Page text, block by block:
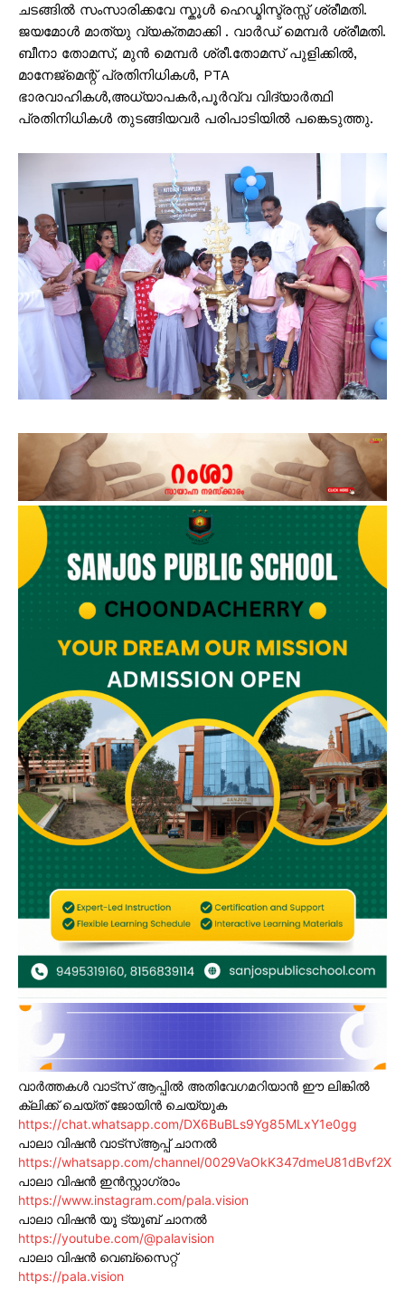
ചടങ്ങിൽ സംസാരിക്കവേ സ്കൂൾ ഹെഡ്മിസ്ട്രസ്സ് ശ്രീമതി.
ജയമോൾ മാത്യു വ്യക്തമാക്കി . വാർഡ് മെമ്പർ ശ്രീമതി.
ബീനാ തോമസ്, മുൻ മെമ്പർ ശ്രീ.തോമസ് പുളിക്കിൽ,
മാനേജ്മെന്റ് പ്രതിനിധികൾ, PTA
ഭാരവാഹികൾ,അധ്യാപകർ,പൂർവ്വ വിദ്യാർത്ഥി
പ്രതിനിധികൾ തുടങ്ങിയവർ പരിപാടിയിൽ പങ്കെടുത്തു.
വാർത്തകൾ വാട്സ് ആപ്പിൽ അതിവേഗമറിയാൻ ഈ ലിങ്കിൽ
ക്ലിക്ക് ചെയ്ത് ജോയിൻ ചെയ്യുക
https://chat.whatsapp.com/DX6BuBLs9Yg85MLxY1e0gg
പാലാ വിഷൻ വാട്സ്ആപ്പ് ചാനൽ
https://whatsapp.com/channel/0029VaOkK347dmeU81dBvf2X
പാലാ വിഷൻ ഇൻസ്റ്റാഗ്രാം
https://www.instagram.com/pala.vision
പാലാ വിഷൻ യൂ ട്യൂബ് ചാനൽ
https://youtube.com/@palavision
പാലാ വിഷൻ വെബ്സൈറ്റ്
https://pala.vision